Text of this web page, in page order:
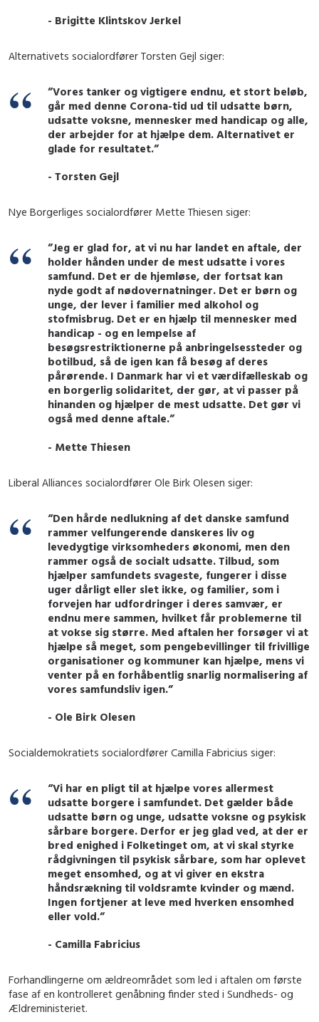
- Brigitte Klintskov Jerkel
Alternativets socialordfører Torsten Gejl siger:
”Vores tanker og vigtigere endnu, et stort beløb,
går med denne Corona-tid ud til udsatte børn,
udsatte voksne, mennesker med handicap og alle,
der arbejder for at hjælpe dem. Alternativet er
glade for resultatet.”
- Torsten Gejl
Nye Borgerliges socialordfører Mette Thiesen siger:
”Jeg er glad for, at vi nu har landet en aftale, der
holder hånden under de mest udsatte i vores
samfund. Det er de hjemløse, der fortsat kan
nyde godt af nødovernatninger. Det er børn og
unge, der lever i familier med alkohol og
stofmisbrug. Det er en hjælp til mennesker med
handicap - og en lempelse af
besøgsrestriktionerne på anbringelsessteder og
botilbud, så de igen kan få besøg af deres
pårørende. I Danmark har vi et værdifælleskab og
en borgerlig solidaritet, der gør, at vi passer på
hinanden og hjælper de mest udsatte. Det gør vi
også med denne aftale.”
- Mette Thiesen
Liberal Alliances socialordfører Ole Birk Olesen siger:
“Den hårde nedlukning af det danske samfund
rammer velfungerende danskeres liv og
levedygtige virksomheders økonomi, men den
rammer også de socialt udsatte. Tilbud, som
hjælper samfundets svageste, fungerer i disse
uger dårligt eller slet ikke, og familier, som i
forvejen har udfordringer i deres samvær, er
endnu mere sammen, hvilket får problemerne til
at vokse sig større. Med aftalen her forsøger vi at
hjælpe så meget, som pengebevillinger til frivillige
organisationer og kommuner kan hjælpe, mens vi
venter på en forhåbentlig snarlig normalisering af
vores samfundsliv igen.”
- Ole Birk Olesen
Socialdemokratiets socialordfører Camilla Fabricius siger:
“Vi har en pligt til at hjælpe vores allermest
udsatte borgere i samfundet. Det gælder både
udsatte børn og unge, udsatte voksne og psykisk
sårbare borgere. Derfor er jeg glad ved, at der er
bred enighed i Folketinget om, at vi skal styrke
rådgivningen til psykisk sårbare, som har oplevet
meget ensomhed, og at vi giver en ekstra
håndsrækning til voldsramte kvinder og mænd.
Ingen fortjener at leve med hverken ensomhed
eller vold.”
- Camilla Fabricius
Forhandlingerne om ældreområdet som led i aftalen om første
fase af en kontrolleret genåbning finder sted i Sundheds- og
Ældreministeriet.